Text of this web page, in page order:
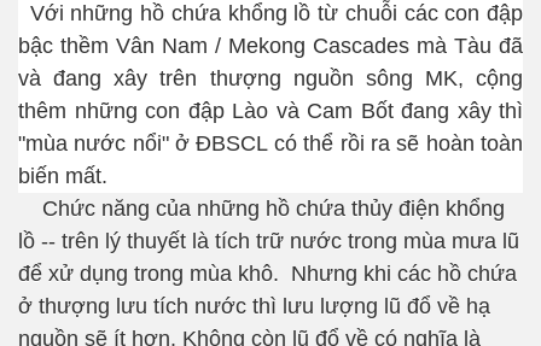
Với những hồ chứa khổng lồ từ chuỗi các con đập
bậc thềm Vân Nam / Mekong Cascades mà Tàu đã
và đang xây trên thượng nguồn sông MK, cộng
thêm những con đập Lào và Cam Bốt đang xây thì
"mùa nước nổi" ở ĐBSCL có thể rồi ra sẽ hoàn toàn
biến mất.
Chức năng của những hồ chứa thủy điện khổng
lồ -- trên lý thuyết là tích trữ nước trong mùa mưa lũ
để xử dụng trong mùa khô. Nhưng khi các hồ chứa
ở thượng lưu tích nước thì lưu lượng lũ đổ về hạ
nguồn sẽ ít hơn. Không còn lũ đổ về có nghĩa là